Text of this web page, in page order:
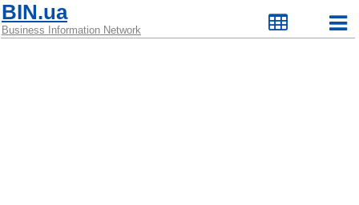
BIN.ua
Business Information Network